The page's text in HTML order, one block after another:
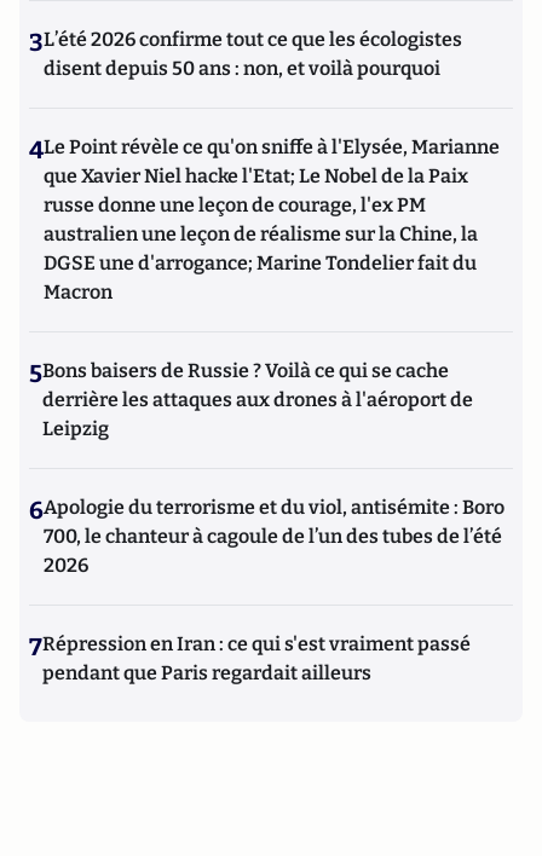
3L’été 2026 confirme tout ce que les écologistes
disent depuis 50 ans : non, et voilà pourquoi
4Le Point révèle ce qu'on sniffe à l'Elysée, Marianne
que Xavier Niel hacke l'Etat; Le Nobel de la Paix
russe donne une leçon de courage, l'ex PM
australien une leçon de réalisme sur la Chine, la
DGSE une d'arrogance; Marine Tondelier fait du
Macron
5Bons baisers de Russie ? Voilà ce qui se cache
derrière les attaques aux drones à l'aéroport de
Leipzig
6Apologie du terrorisme et du viol, antisémite : Boro
700, le chanteur à cagoule de l’un des tubes de l’été
2026
7Répression en Iran : ce qui s'est vraiment passé
pendant que Paris regardait ailleurs